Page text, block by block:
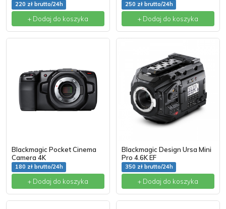
220 zł brutto/24h
+ Dodaj do koszyka
250 zł brutto/24h
+ Dodaj do koszyka
Blackmagic Pocket Cinema
Camera 4K
180 zł brutto/24h
+ Dodaj do koszyka
Blackmagic Design Ursa Mini
Pro 4.6K EF
350 zł brutto/24h
+ Dodaj do koszyka